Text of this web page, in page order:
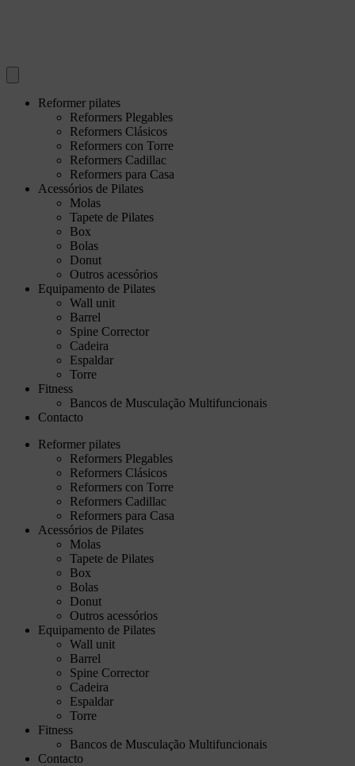
Reformer pilates
Reformers Plegables
Reformers Clásicos
Reformers con Torre
Reformers Cadillac
Reformers para Casa
Acessórios de Pilates
Molas
Tapete de Pilates
Box
Bolas
Donut
Outros acessórios
Equipamento de Pilates
Wall unit
Barrel
Spine Corrector
Cadeira
Espaldar
Torre
Fitness
Bancos de Musculação Multifuncionais
Contacto
Reformer pilates
Reformers Plegables
Reformers Clásicos
Reformers con Torre
Reformers Cadillac
Reformers para Casa
Acessórios de Pilates
Molas
Tapete de Pilates
Box
Bolas
Donut
Outros acessórios
Equipamento de Pilates
Wall unit
Barrel
Spine Corrector
Cadeira
Espaldar
Torre
Fitness
Bancos de Musculação Multifuncionais
Contacto